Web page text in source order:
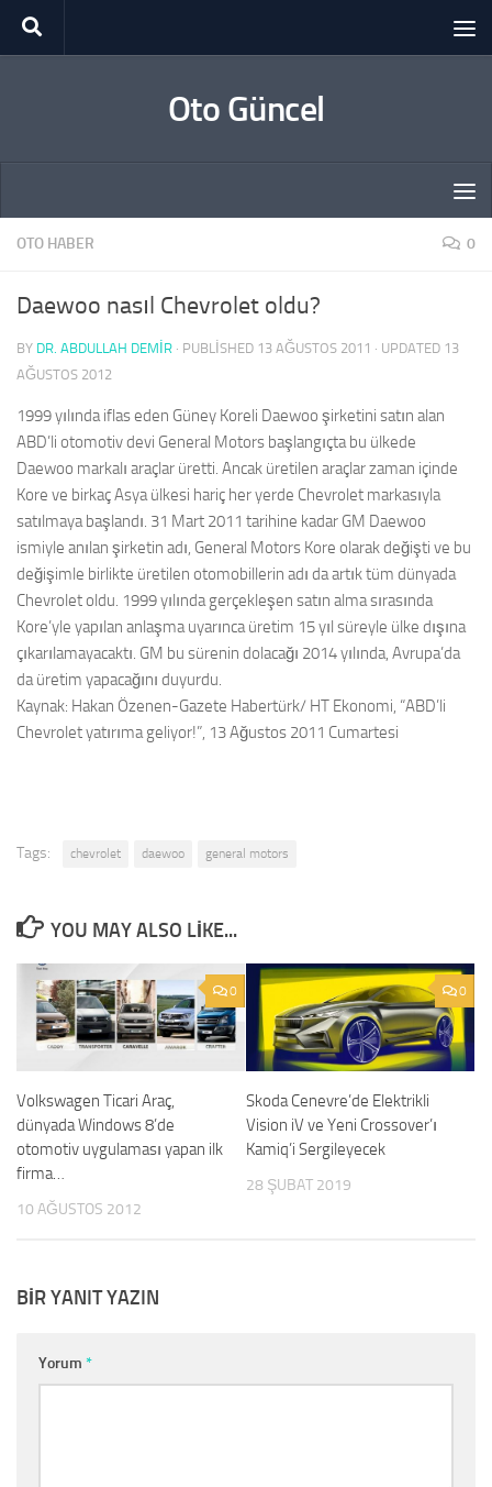
Skip to content
Oto Güncel
OTO HABER 0
Daewoo nasıl Chevrolet oldu?
BY DR. ABDULLAH DEMİR · PUBLISHED 13 AĞUSTOS 2011 · UPDATED 13
AĞUSTOS 2012
1999 yılında iflas eden Güney Koreli Daewoo şirketini satın alan
ABD’li otomotiv devi General Motors başlangıçta bu ülkede
Daewoo markalı araçlar üretti. Ancak üretilen araçlar zaman içinde
Kore ve birkaç Asya ülkesi hariç her yerde Chevrolet markasıyla
satılmaya başlandı. 31 Mart 2011 tarihine kadar GM Daewoo
ismiyle anılan şirketin adı, General Motors Kore olarak değişti ve bu
değişimle birlikte üretilen otomobillerin adı da artık tüm dünyada
Chevrolet oldu. 1999 yılında gerçekleşen satın alma sırasında
Kore’yle yapılan anlaşma uyarınca üretim 15 yıl süreyle ülke dışına
çıkarılamayacaktı. GM bu sürenin dolacağı 2014 yılında, Avrupa’da
da üretim yapacağını duyurdu.
Kaynak: Hakan Özenen-Gazete Habertürk/ HT Ekonomi, “ABD’li
Chevrolet yatırıma geliyor!”, 13 Ağustos 2011 Cumartesi
Tags: chevrolet daewoo general motors
YOU MAY ALSO LIKE...
0
Volkswagen Ticari Araç,
dünyada Windows 8’de
otomotiv uygulaması yapan ilk
firma…
10 AĞUSTOS 2012
0
Skoda Cenevre’de Elektrikli
Vision iV ve Yeni Crossover’ı
Kamiq’i Sergileyecek
28 ŞUBAT 2019
BIR YANIT YAZIN
Yorum *